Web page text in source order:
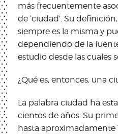
más frecuentemente
de ‘ciudad’. Su
siempre es la misma y
dependiendo de la
estudio desde las cuales
¿Qué es, entonces, una
La palabra ciudad ha
cientos de años. Su
hasta aproximadamente